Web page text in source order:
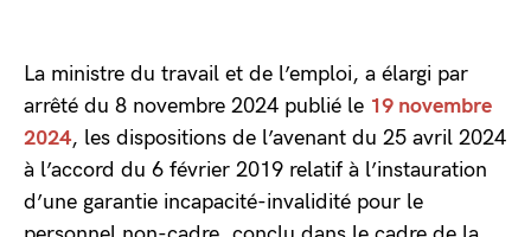
La ministre du travail et de l’emploi, a élargi par
arrêté du 8 novembre 2024 publié le 19 novembre
2024, les dispositions de l’avenant du 25 avril 2024
à l’accord du 6 février 2019 relatif à l’instauration
d’une garantie incapacité-invalidité pour le